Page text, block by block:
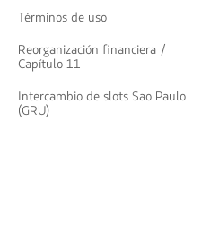
Términos de uso
Reorganización financiera /
Capítulo 11
Intercambio de slots Sao Paulo
(GRU)